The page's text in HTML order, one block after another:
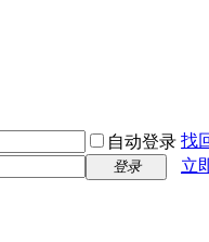
自动登录 找
登录
立